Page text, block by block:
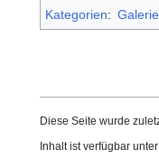
Kategorien:
Diese Seite wurde
Inhalt ist verfügbar